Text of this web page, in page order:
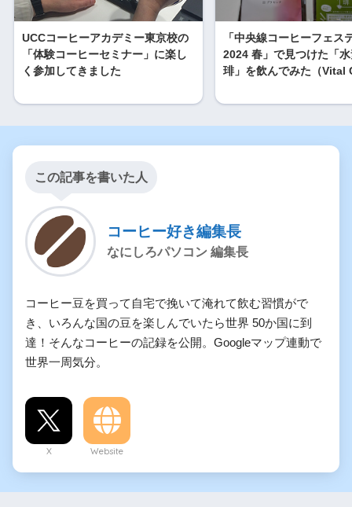
UCCコーヒーアカデミー東京校の
「体験コーヒーセミナー」に楽し
く参加してきました
「中央線コーヒーフェス
2024 春」で見つけた「
琲」を飲んでみた（Vital
この記事を書いた人
コーヒー好き編集長
なにしろパソコン 編集長
コーヒー豆を買って自宅で挽いて淹れて飲む習慣がで
き、いろんな国の豆を楽しんでいたら世界 50か国に到
達！そんなコーヒーの記録を公開。Googleマップ連動で
世界一周気分。
X Website